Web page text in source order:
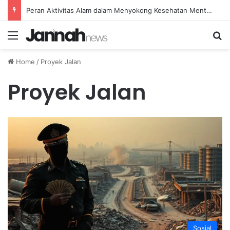
Peran Aktivitas Alam dalam Menyokong Kesehatan Mental dan Menenangkan Pikiran di Masa Sulit
Menu
Home / Proyek Jalan
Proyek Jalan
Sosial